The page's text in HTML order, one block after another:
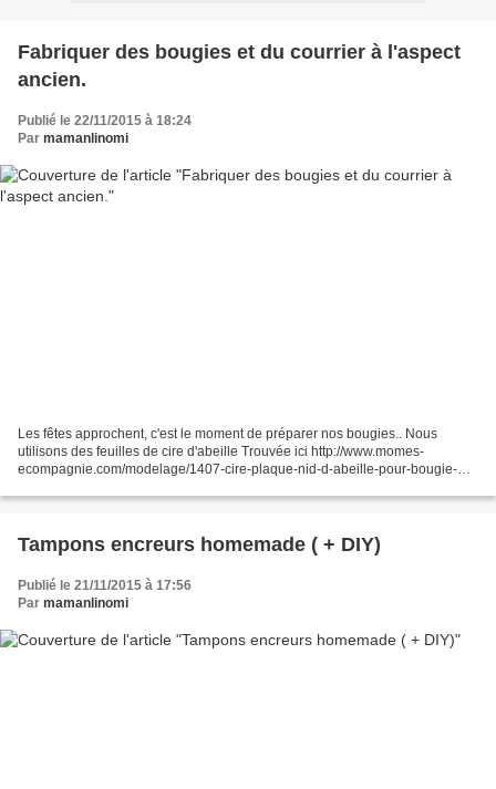
Fabriquer des bougies et du courrier à l'aspect
ancien.
Publié le 22/11/2015 à 18:24
Par mamanlinomi
Les fêtes approchent, c'est le moment de préparer nos bougies.. Nous
utilisons des feuilles de cire d'abeille Trouvée ici http://www.momes-
ecompagnie.com/modelage/1407-cire-plaque-nid-d-abeille-pour-bougie-
Tampons encreurs homemade ( + DIY)
Publié le 21/11/2015 à 17:56
Par mamanlinomi